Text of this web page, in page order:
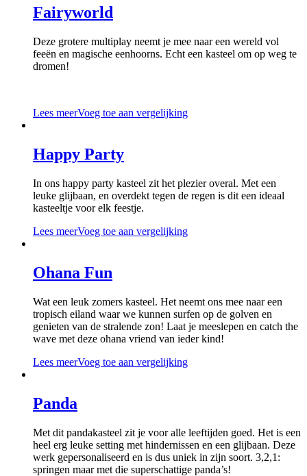
Fairyworld
Deze grotere multiplay neemt je mee naar een wereld vol
feeën en magische eenhoorns. Echt een kasteel om op weg te
dromen!
Lees meerVoeg toe aan vergelijking
Happy Party
In ons happy party kasteel zit het plezier overal. Met een
leuke glijbaan, en overdekt tegen de regen is dit een ideaal
kasteeltje voor elk feestje.
Lees meerVoeg toe aan vergelijking
Ohana Fun
Wat een leuk zomers kasteel. Het neemt ons mee naar een
tropisch eiland waar we kunnen surfen op de golven en
genieten van de stralende zon! Laat je meeslepen en catch the
wave met deze ohana vriend van ieder kind!
Lees meerVoeg toe aan vergelijking
Panda
Met dit pandakasteel zit je voor alle leeftijden goed. Het is een
heel erg leuke setting met hindernissen en een glijbaan. Deze
werk gepersonaliseerd en is dus uniek in zijn soort. 3,2,1:
springen maar met die superschattige panda’s!